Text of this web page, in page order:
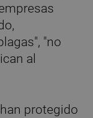
"no
al
protegido